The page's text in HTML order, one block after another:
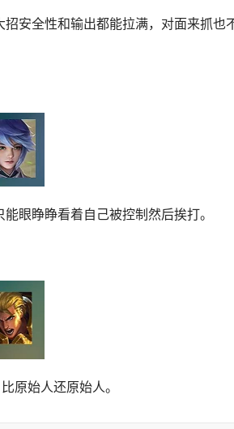
安全性和输出都能拉满，对面来抓也
眼睁睁看着自己被控制然后挨打。
原始人还原始人。